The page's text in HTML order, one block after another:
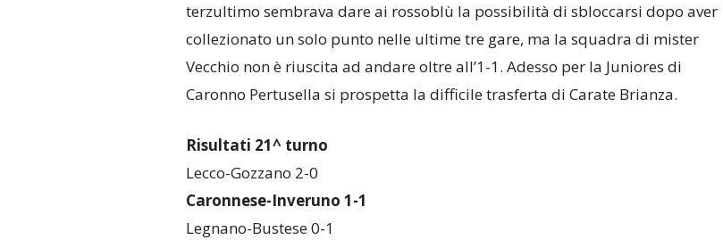
terzultimo sembrava dare ai rossoblù la possibilità di sbloccarsi dopo aver
collezionato un solo punto nelle ultime tre gare, ma la squadra di mister
Vecchio non è riuscita ad andare oltre all’1-1. Adesso per la Juniores di
Caronno Pertusella si prospetta la difficile trasferta di Carate Brianza.
Risultati 21^ turno
Lecco-Gozzano 2-0
Caronnese-Inveruno 1-1
Legnano-Bustese 0-1